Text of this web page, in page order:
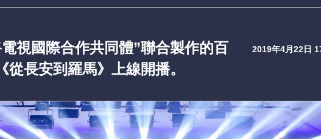
視國際合作共同體”聯合製作的百
從長安到羅馬》上線開播。
2019年4月22日